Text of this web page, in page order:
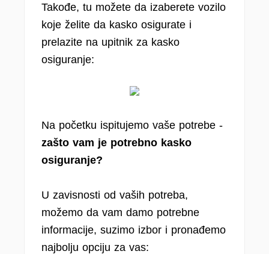
Takođe, tu možete da izaberete vozilo
koje želite da kasko osigurate i
prelazite na upitnik za kasko
osiguranje:
Na početku ispitujemo vaše potrebe -
zašto vam je potrebno kasko
osiguranje?
U zavisnosti od vaših potreba,
možemo da vam damo potrebne
informacije, suzimo izbor i pronađemo
najbolju opciju za vas: